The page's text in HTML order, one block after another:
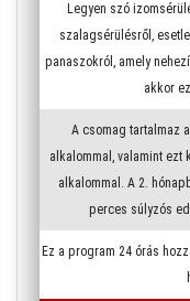
Legyen szó
szalagsérülésről,
panaszokról, amely
akkor
A csomag tartalmaz
alkalommal, valamint
alkalommal. A 2.
perces súlyzós
Ez a program 24 órás